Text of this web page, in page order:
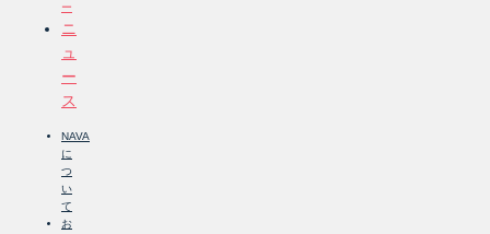
ー
ニ
ュ
ー
ス
NAVA
に
つ
い
て
お